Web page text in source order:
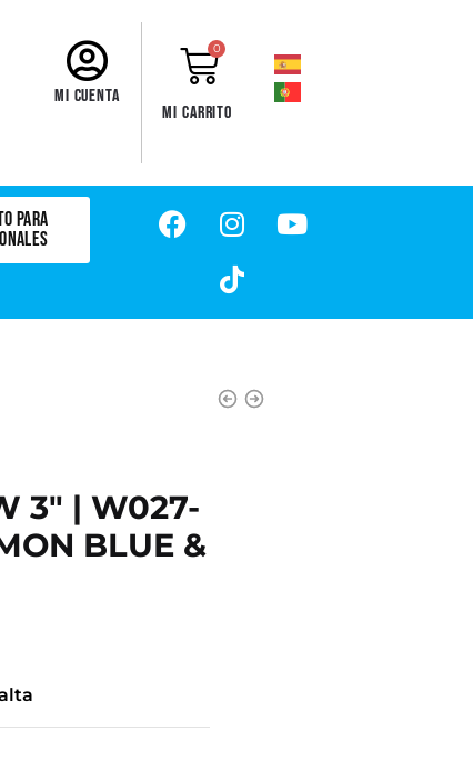
Mi cuenta
0
Mi carrito
PARA
3" | W027-
BLUE &